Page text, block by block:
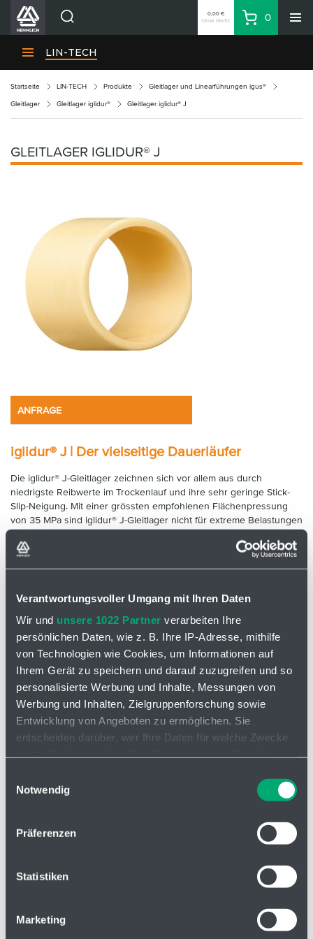
Verantwortungsvoller Umgang mit Ihren Daten
Wir und unsere 1022 Partner verarbeiten Ihre
persönlichen Daten, wie z. B. Ihre IP-Adresse, mithilfe
von Technologien wie Cookies, um Informationen auf
Ihrem Gerät zu speichern und darauf zuzugreifen und so
personalisierte Werbung und Inhalte, Messungen von
Werbung und Inhalten, Zielgruppenforschung sowie
Entwicklung von Angeboten zu ermöglichen. Sie
entscheiden darüber, wer Ihre Daten für welche Zwecke
Trigger Symbol ändern oder widerrufen
Informationen über Ihre geografische Lage erfassen,
Ihr Gerät durch aktives Scannen nach bestimmten
Erfahren Sie mehr darüber, wie Ihre persönlichen Daten
verarbeitet werden, und legen Sie Ihre Präferenzen im
Notwendig
Präferenzen
Statistiken
Marketing
HENNLICH-Divisionen
Kontakte
Anmeldung
Partner Zone
0,00 €
Ohne MwSt.
Warenkorb
0
LIN-TECH
Startseite LIN-TECH Produkte Gleitlager und Linearführungen igus®
Gleitlager Gleitlager iglidur® Gleitlager iglidur® J
GLEITLAGER IGLIDUR® J
ANFRAGE
iglidur® J | Der vielseitige Dauerläufer
Die iglidur® J-Gleitlager zeichnen sich vor allem aus durch
niedrigste Reibwerte im Trockenlauf und ihre sehr geringe Stick-
Slip-Neigung. Mit einer grössten empfohlenen Flächenpressung
von 35 MPa sind iglidur® J-Gleitlager nicht für extreme Belastungen
Typische Anwendungsbereiche
Automatentechnik
Getränkeindustrie
Luftfahrt
Reinraum
Produktfilterung
Innen Ø d1
Aussen Ø d2